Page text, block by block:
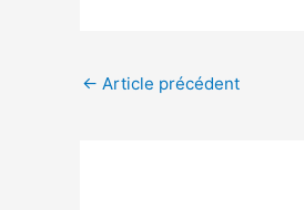
← Article précédent